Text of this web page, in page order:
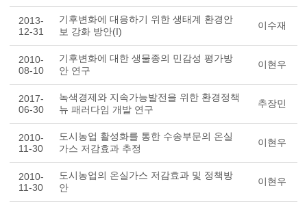
2013-
12-31
기후변화에 대응하기 위한 생태계 환경안
보 강화 방안(I)
이수재
2010-
08-10
기후변화에 대한 생물종의 민감성 평가방
안 연구
이현우
2017-
06-30
녹색경제와 지속가능발전을 위한 환경정책
뉴 패러다임 개발 연구
추장민
2010-
11-30
도시농업 활성화를 통한 수송부문의 온실
가스 저감효과 추정
이현우
2010-
11-30
도시농업의 온실가스 저감효과 및 정책방
안
이현우